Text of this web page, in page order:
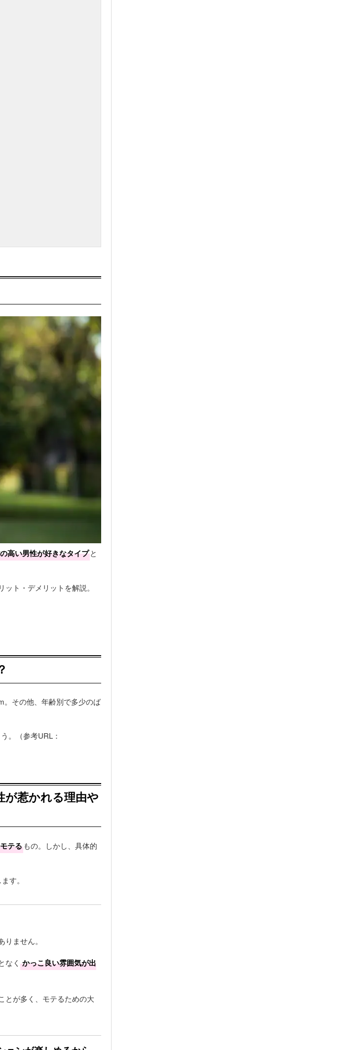
高い男性が好きなタイプと
ト・デメリットを解説。
。その他、年齢別で多少のば
。（参考URL：
が惹かれる理由や
テる もの。しかし、具体的
す。
ません。
なく かっこ良い雰囲気が出
とが多く、モテるための大